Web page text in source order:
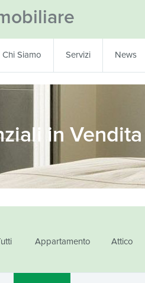
Chi Siamo Servizi News
in Vendita
Appartamento Attico